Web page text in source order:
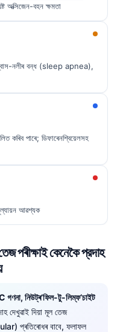
অক্সিজেন-বহন ক্ষমতা
শ্বাস-নলীৰ বন্ধ (sleep apnea),
কৰিব পাৰে; ডিফাৰেনশ্বিয়েলসহ
আৱশ্যক
পৰীক্ষাই কেনেকৈ প্রদাহ
নিউট্ৰ’ফিল-টু-লিম্ফ’চাইট
দেখুৱাই দিয়া মূল তেজ
প্ৰতিৰোধৰ বাবে, ফলাফল